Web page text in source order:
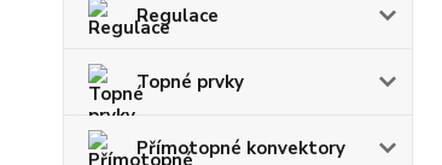
Regulace
Topné prvky
Přímotopné konvektory